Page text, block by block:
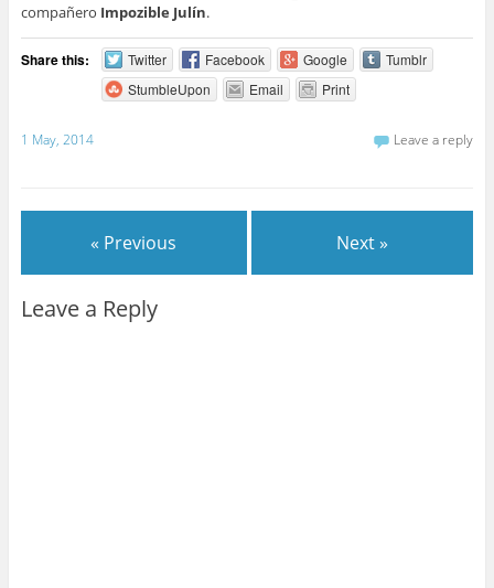
compañero Impozible Julín.
Share this: Twitter Facebook Google
Tumblr
StumbleUpon
Email Print
1 May, 2014 Leave a reply
« Previous Next »
Leave a Reply